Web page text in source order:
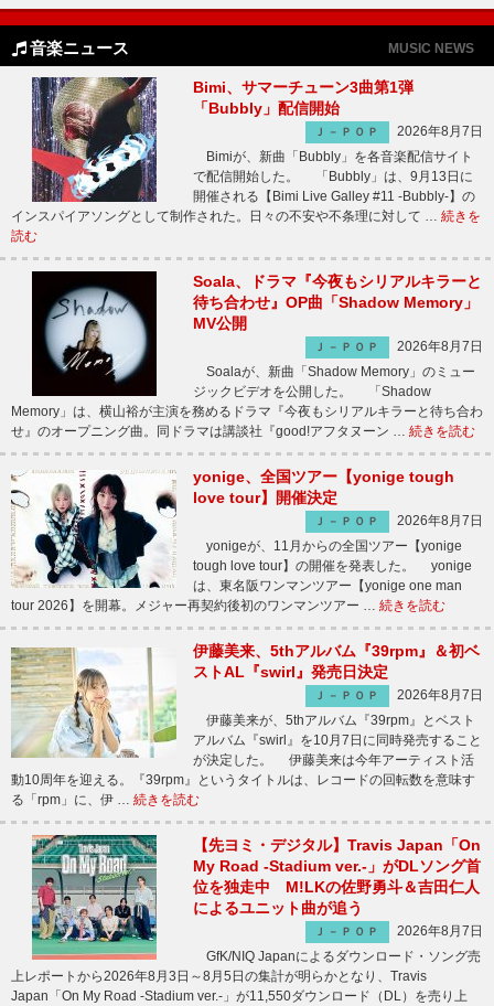
音楽ニュース MUSIC NEWS
Bimi、サマーチューン3曲第1弾
「Bubbly」配信開始
Ｊ－ＰＯＰ
2026年8月7日
Bimiが、新曲「Bubbly」を各音楽配信サイト
で配信開始した。 「Bubbly」は、9月13日に
開催される【Bimi Live Galley #11 -Bubbly-】の
インスパイアソングとして制作された。日々の不安や不条理に対して … 続きを
読む
Soala、ドラマ『今夜もシリアルキラーと
待ち合わせ』OP曲「Shadow Memory」
MV公開
Ｊ－ＰＯＰ
2026年8月7日
Soalaが、新曲「Shadow Memory」のミュー
ジックビデオを公開した。 「Shadow
Memory」は、横山裕が主演を務めるドラマ『今夜もシリアルキラーと待ち合わ
せ』のオープニング曲。同ドラマは講談社『good!アフタヌーン … 続きを読む
yonige、全国ツアー【yonige tough
love tour】開催決定
Ｊ－ＰＯＰ
2026年8月7日
yonigeが、11月からの全国ツアー【yonige
tough love tour】の開催を発表した。 yonige
は、東名阪ワンマンツアー【yonige one man
tour 2026】を開幕。メジャー再契約後初のワンマンツアー … 続きを読む
伊藤美来、5thアルバム『39rpm』＆初ベ
ストAL『swirl』発売日決定
Ｊ－ＰＯＰ
2026年8月7日
伊藤美来が、5thアルバム『39rpm』とベスト
アルバム『swirl』を10月7日に同時発売すること
が決定した。 伊藤美来は今年アーティスト活
動10周年を迎える。『39rpm』というタイトルは、レコードの回転数を意味す
る「rpm」に、伊 … 続きを読む
【先ヨミ・デジタル】Travis Japan「On
My Road -Stadium ver.-」がDLソング首
位を独走中 M!LKの佐野勇斗＆吉田仁人
によるユニット曲が追う
Ｊ－ＰＯＰ
2026年8月7日
GfK/NIQ Japanによるダウンロード・ソング売
上レポートから2026年8月3日～8月5日の集計が明らかとなり、Travis
Japan「On My Road -Stadium ver.-」が11,550ダウンロード（DL）を売り上